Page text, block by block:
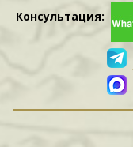
Консультация: